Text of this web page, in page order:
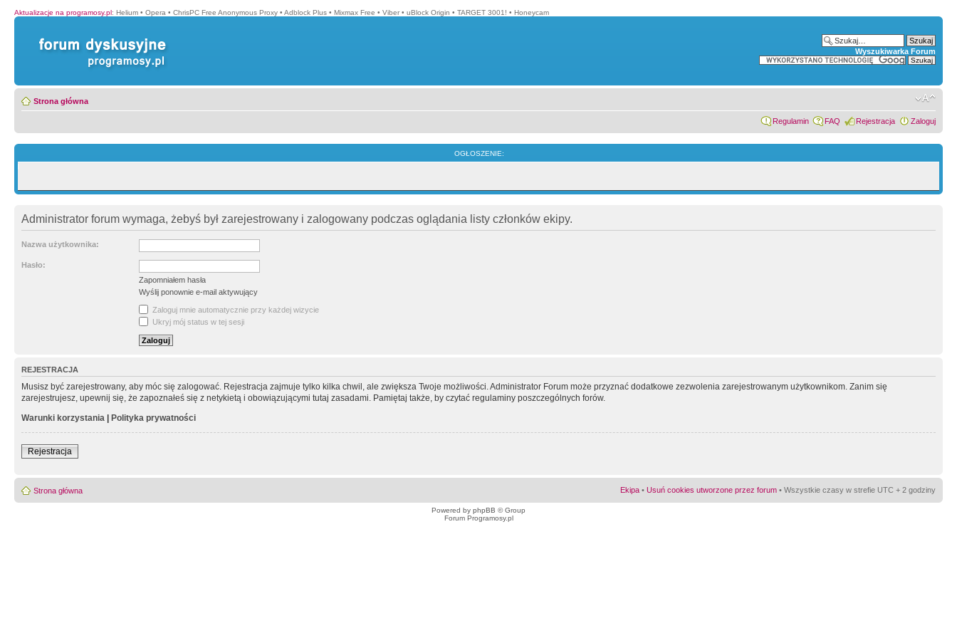
Aktualizacje na programosy.pl: Helium • Opera • ChrisPC Free Anonymous Proxy • Adblock Plus • Mixmax Free • Viber • uBlock Origin • TARGET 3001! • Honeycam
Wyszukiwarka Forum
Strona główna
Regulamin FAQ Rejestracja Zaloguj
OGŁOSZENIE:
Administrator forum wymaga, żebyś był zarejestrowany i zalogowany podczas oglądania listy członków ekipy.
Nazwa użytkownika:
Hasło:
Zapomniałem hasła
Wyślij ponownie e-mail aktywujący
Zaloguj mnie automatycznie przy każdej wizycie
Ukryj mój status w tej sesji
REJESTRACJA
Musisz być zarejestrowany, aby móc się zalogować. Rejestracja zajmuje tylko kilka chwil, ale zwiększa Twoje możliwości. Administrator Forum może przyznać dodatkowe zezwolenia zarejestrowanym użytkownikom. Zanim się
zarejestrujesz, upewnij się, że zapoznałeś się z netykietą i obowiązującymi tutaj zasadami. Pamiętaj także, by czytać regulaminy poszczególnych forów.
Warunki korzystania | Polityka prywatności
Rejestracja
Strona główna Ekipa • Usuń cookies utworzone przez forum • Wszystkie czasy w strefie UTC + 2 godziny
Powered by phpBB © Group
Forum Programosy.pl